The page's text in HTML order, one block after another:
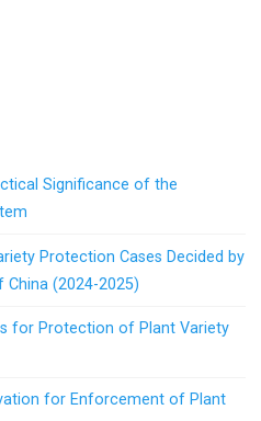
Significance of the
Protection Cases Decided by
China (2024-2025)
for Protection of Plant Variety
for Enforcement of Plant